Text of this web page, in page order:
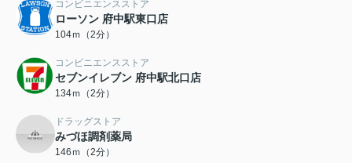
コンビニエンスストア
ローソン 府中駅東口店
104ｍ（2分）
コンビニエンスストア
セブンイレブン 府中駅北口店
134ｍ（2分）
ドラッグストア
みづほ調剤薬局
146ｍ（2分）